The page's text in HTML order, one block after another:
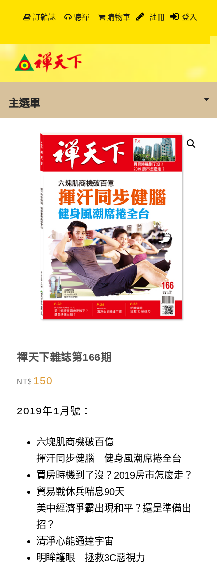
訂雜誌 聽禪 購物車 註冊 登入
主選單
禪天下雜誌第166期
NT$ 150
2019年1月號：
六塊肌商機破百億
揮汗同步健腦 健身風潮席捲全台
買房時機到了沒？2019房市怎麼走？
貿易戰休兵喘息90天
美中經濟爭霸出現和平？還是準備出
招？
清淨心能通達宇宙
明眸護眼 拯救3C惡視力